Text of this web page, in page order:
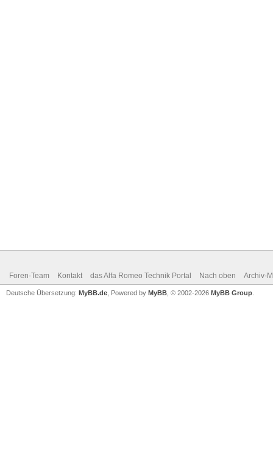
Foren-Team Kontakt das Alfa Romeo Technik Portal Nach oben Archiv-
Deutsche Übersetzung: MyBB.de , Powered by MyBB , © 2002-2026 MyBB Group